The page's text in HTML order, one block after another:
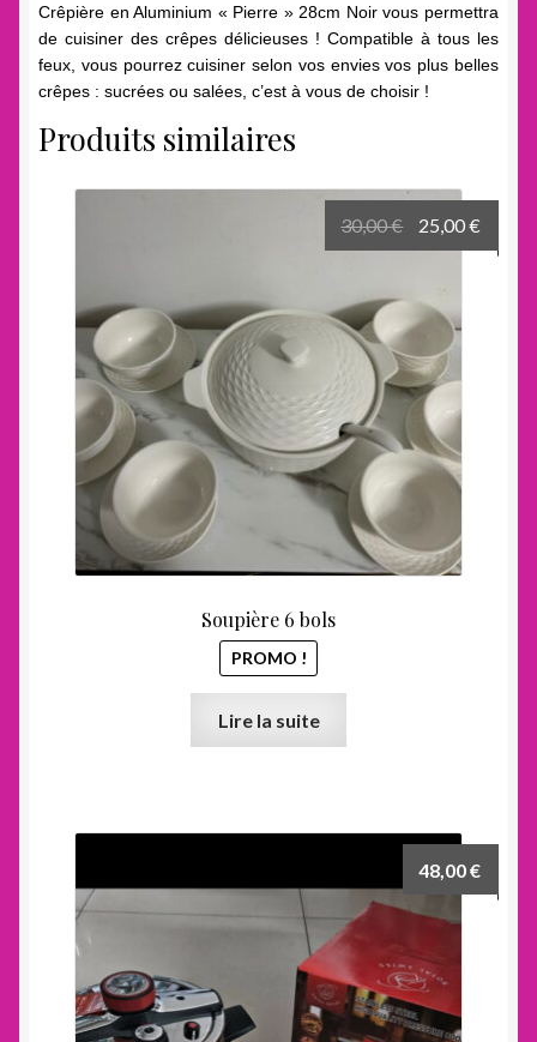
Crêpière en Aluminium « Pierre » 28cm Noir vous permettra
de cuisiner des crêpes délicieuses ! Compatible à tous les
feux, vous pourrez cuisiner selon vos envies vos plus belles
crêpes : sucrées ou salées, c’est à vous de choisir !
Produits similaires
Soupière 6 bols
PROMO !
30,00€
Le
prix
était :
30,00 €.
25,00€
prix
Lire la suite
48,00€